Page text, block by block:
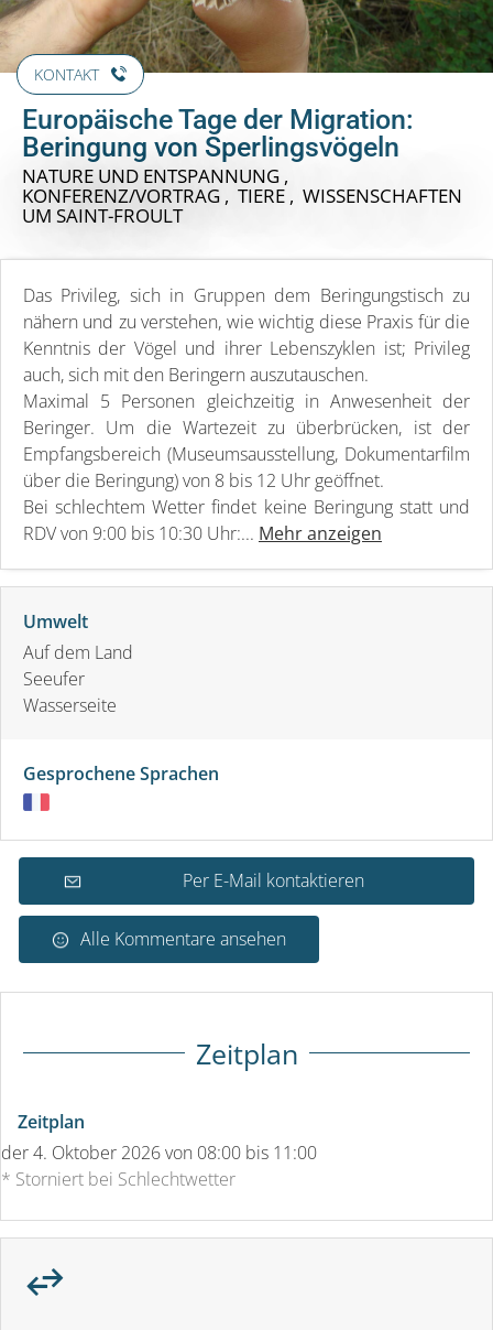
KONTAKT
Europäische Tage der Migration:
Beringung von Sperlingsvögeln
NATURE UND ENTSPANNUNG ,
KONFERENZ/VORTRAG , TIERE , WISSENSCHAFTEN
UM SAINT-FROULT
Das Privileg, sich in Gruppen dem Beringungstisch zu
nähern und zu verstehen, wie wichtig diese Praxis für die
Kenntnis der Vögel und ihrer Lebenszyklen ist; Privileg
auch, sich mit den Beringern auszutauschen.
Maximal 5 Personen gleichzeitig in Anwesenheit der
Beringer. Um die Wartezeit zu überbrücken, ist der
Empfangsbereich (Museumsausstellung, Dokumentarfilm
über die Beringung) von 8 bis 12 Uhr geöffnet.
Bei schlechtem Wetter findet keine Beringung statt und
RDV von 9:00 bis 10:30 Uhr:... Mehr anzeigen
Umwelt
Auf dem Land
Seeufer
Wasserseite
Gesprochene Sprachen
Per E-Mail kontaktieren
Alle Kommentare ansehen
Zeitplan
Zeitplan
der4. Oktober 2026von 08:00 bis 11:00
* Storniert bei Schlechtwetter